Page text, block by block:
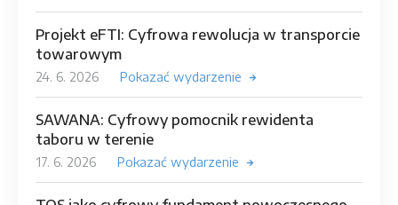
Projekt eFTI: Cyfrowa rewolucja w transporcie
towarowym
24. 6. 2026 Pokazać wydarzenie
SAWANA: Cyfrowy pomocnik rewidenta
taboru w terenie
17. 6. 2026 Pokazać wydarzenie